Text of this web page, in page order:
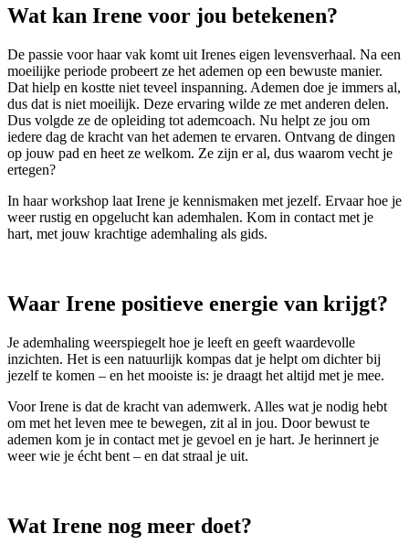
Wat kan Irene voor jou betekenen?
De passie voor haar vak komt uit Irenes eigen levensverhaal. Na een
moeilijke periode probeert ze het ademen op een bewuste manier.
Dat hielp en kostte niet teveel inspanning. Ademen doe je immers al,
dus dat is niet moeilijk. Deze ervaring wilde ze met anderen delen.
Dus volgde ze de opleiding tot ademcoach. Nu helpt ze jou om
iedere dag de kracht van het ademen te ervaren. Ontvang de dingen
op jouw pad en heet ze welkom. Ze zijn er al, dus waarom vecht je
ertegen?
In haar workshop laat Irene je kennismaken met jezelf. Ervaar hoe je
weer rustig en opgelucht kan ademhalen. Kom in contact met je
hart, met jouw krachtige ademhaling als gids.
Waar Irene positieve energie van krijgt?
Je ademhaling weerspiegelt hoe je leeft en geeft waardevolle
inzichten. Het is een natuurlijk kompas dat je helpt om dichter bij
jezelf te komen – en het mooiste is: je draagt het altijd met je mee.
Voor Irene is dat de kracht van ademwerk. Alles wat je nodig hebt
om met het leven mee te bewegen, zit al in jou. Door bewust te
ademen kom je in contact met je gevoel en je hart. Je herinnert je
weer wie je écht bent – en dat straal je uit.
Wat Irene nog meer doet?